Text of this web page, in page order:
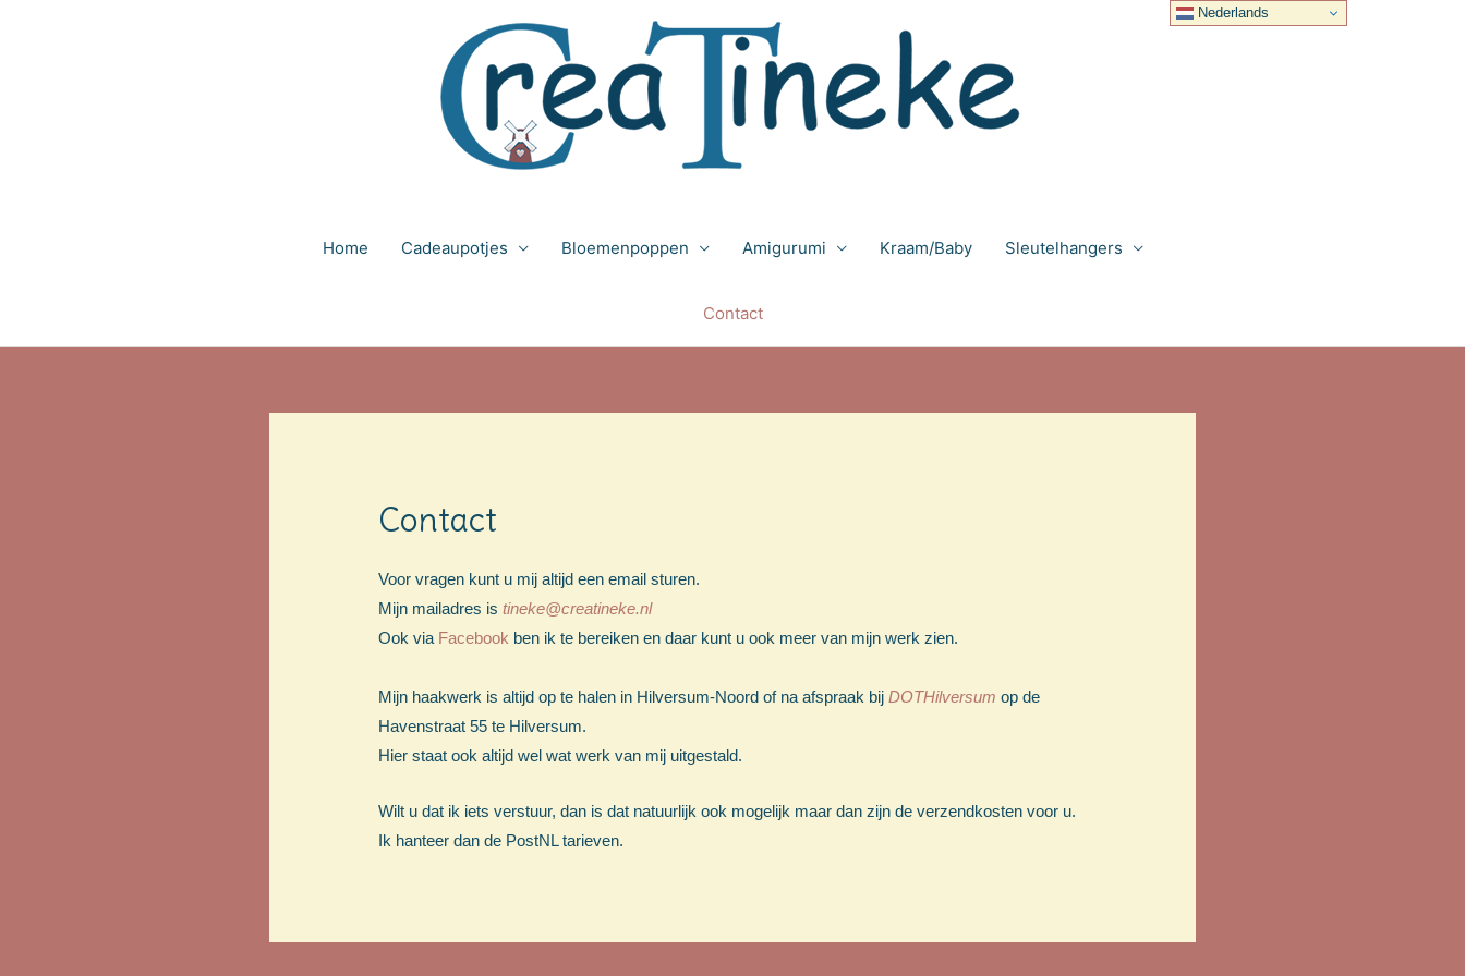
Home Cadeaupotjes Bloemenpoppen Amigurumi Kraam/Baby Sleutelhangers
Contact
Contact
Voor vragen kunt u mij altijd een email sturen.
Mijn mailadres istineke@creatineke.nl
Ook via Facebook ben ik te bereiken en daar kunt u ook meer van mijn werk zien.
Mijn haakwerk is altijd op te halen in Hilversum-Noord of na afspraak bijDOTHilversum op de
Havenstraat 55 te Hilversum.
Hier staat ook altijd wel wat werk van mij uitgestald.
Wilt u dat ik iets verstuur, dan is dat natuurlijk ook mogelijk maar dan zijn de verzendkosten voor u.
Ik hanteer dan de PostNL tarieven.
Nederlands